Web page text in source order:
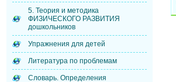
5. Теория и методика
ФИЗИЧЕСКОГО РАЗВИТИЯ
дошкольников
Упражнения для детей
Литература по проблемам
Словарь. Определения